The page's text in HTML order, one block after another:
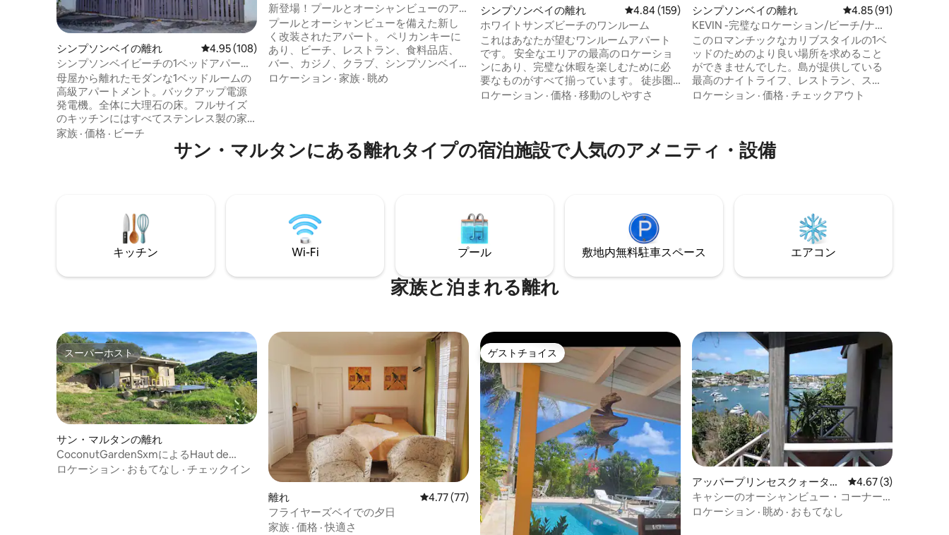
シンプソンベイの離れ レビュー108件、5つ星中4.95つ星の平均評価
4.95 (108)
シンプソンベイビーチの1ベッドアパー
ト、トップデッキ。オーシャンビュー
母屋から離れたモダンな1ベッドルームの
高級アパートメント。バックアップ電源
発電機。全体に大理石の床。フルサイズ
のキッチンにはすべてステンレス製の家
電があります。屋内と屋上デッキに無料
Wi-Fi。ライブテレビ／映画。 リビングル
ームに追加のクイーンサイズのソファベ
る屋上デッキ。デッキにグリル、冷蔵
庫、流し台があります。ビーチチェア、
ビーチタオル、ビーチパラソル、クーラ
ーボックス。ゲートのすぐ外に駐車場。
す。
家族 · 価格 · ビーチ
新登場！プールとオーシャンビューのア
パート#2
プールとオーシャンビューを備えた新し
く改装されたアパート。 ペリカンキーに
あり、ビーチ、レストラン、食料品店、
バー、カジノ、クラブ、シンプソンベイ
の隣にあり、空港にも近い理想的なロケ
複合施設の一部です。 この平和な場所で
のご滞在は素晴らしいものになるでしょ
ロケーション · 家族 · 眺め
シンプソンベイの離れ レビュー159件、5つ星中4.84つ星の平均評価
4.84 (159)
ホワイトサンズビーチのワンルーム
これはあなたが望むワンルームアパート
です。 安全なエリアの最高のロケーショ
ンにあり、完璧な休暇を楽しむために必
要なものがすべて揃っています。 徒歩圏
内にスーパーマーケット、レンタカー、
交通機関もご利用いただけます。 アパー
トは最近改装され、エアコン、Netflix、
ロケーション · 価格 · 移動のしやすさ
シンプソンベイの離れ レビュー91件、5つ
4.85 (91)
KEVIN -完璧なロケーション/ビーチ/ナイ
トライフ1ベッド
このロマンチックなカリブスタイルの1ベ
ッドのためのより良い場所を求めること
ができませんでした。島が提供している
最高のナイトライフ、レストラン、ス
パ、カジノから徒歩7分。 客室にはキング
提供しています。 裏庭のホットタブをお
楽しみください。 または、世界的に有名
ロケーション · 価格 · チェックアウト
サン・マルタンにある離れタイプの宿泊施設で人気のアメニティ・設備
キッチン Wi-Fi プール 敷地内無料駐⁠車ス⁠ペ⁠ー⁠ス エアコン
家族と泊まれる離れ
スーパーホスト
スーパーホスト
サン・マルタンの離れ
CoconutGardenSxmによるHaut de
Collineのワンルーム
ロケーション · おもてなし · チェックイン
離れ レビュー77件、5つ星中4.77つ星の平均評価
4.77 (77)
フライヤーズベイでの夕日
家族 · 価格 ·快適さ
ゲストチョイス
ゲストチョイス
アッパープリンセスクォーター
の離れ
レビュー3件、5つ星
4.67 (3)
キャシーのオーシャンビュー・コーナー
ゲストハウス
ロケーション · 眺め · おもてなし